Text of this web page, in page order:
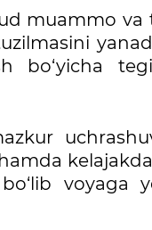
muammo va
bo‘yicha
voyaga